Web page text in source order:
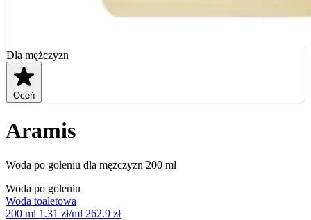
Dla mężczyzn
Oceń
Aramis
Woda po goleniu dla mężczyzn 200 ml
Woda po goleniu
Woda toaletowa
200 ml 1.31 zł/ml 262.9 zł